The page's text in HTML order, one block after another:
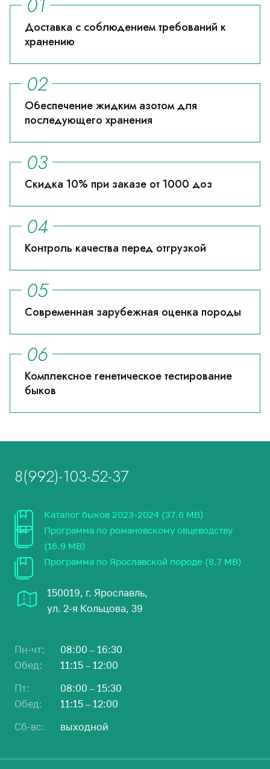
Доставка с соблюдением требований к
хранению
Обеспечение жидким азотом для
последующего хранения
Скидка 10% при заказе от 1000 доз
Контроль качества перед отгрузкой
Современная зарубежная оценка породы
Комплексное генетическое тестирование
быков
8(992)-103-52-37
Пн-чт:
Обед:
08:00 – 16:30
11:15 – 12:00
Пт:
Обед:
08:00 – 15:30
11:15 – 12:00
Сб-вс:
выходной
Каталог быков 2023-2024 (37.6 MB)
Программа по романовскому овцеводству
(16.9 MB)
Программа по Ярославской породе (8.7 MB)
150019, г. Ярославль,
ул. 2-я Кольцова, 39